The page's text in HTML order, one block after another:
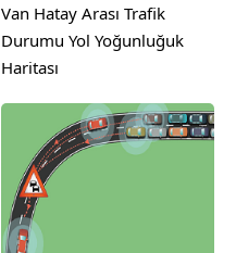
Van Hatay Arası Trafik
Durumu Yol Yoğunluğuk
Haritası